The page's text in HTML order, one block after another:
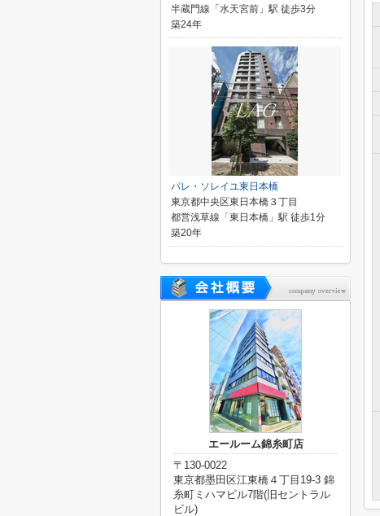
半蔵門線「水天宮前」駅 徒歩3分
築24年
パレ・ソレイユ東日本橋
東京都中央区東日本橋３丁目
都営浅草線「東日本橋」駅 徒歩1分
築20年
エールーム錦糸町店
〒130-0022
東京都墨田区江東橋４丁目19-3 錦
糸町ミハマビル7階(旧セントラル
ビル)